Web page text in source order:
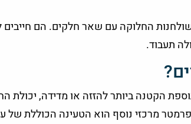
החלוקה עם שאר חלקים. הם חייבים
תעבוד.
הקטנה ביותר להזזה או מדידה, יכולת
מרכזי נוסף הוא הטעינה הכוללת של